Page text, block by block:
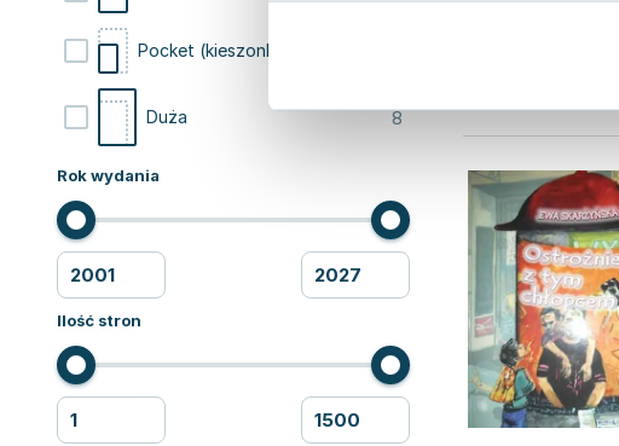
Pocket (kieszonkowa)
Duża 8
Rok wydania
Ilość stron